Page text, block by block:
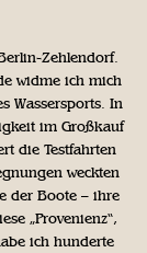
Zehlendorf.
widme ich mich
Wassersports. In
im Großkauf
die Testfahrten
weckten
der Boote – ihre
„Provenienz“,
ich hunderte